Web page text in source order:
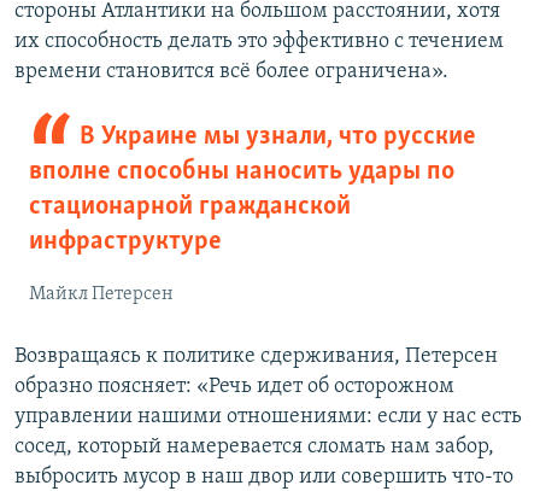
стороны Атлантики на большом расстоянии, хотя
их способность делать это эффективно с течением
времени становится всё более ограничена».
В Украине мы узнали, что русские
вполне способны наносить удары по
стационарной гражданской
инфраструктуре
Майкл Петерсен
Возвращаясь к политике сдерживания, Петерсен
образно поясняет: «Речь идет об осторожном
управлении нашими отношениями: если у нас есть
сосед, который намеревается сломать нам забор,
выбросить мусор в наш двор или совершить что-то